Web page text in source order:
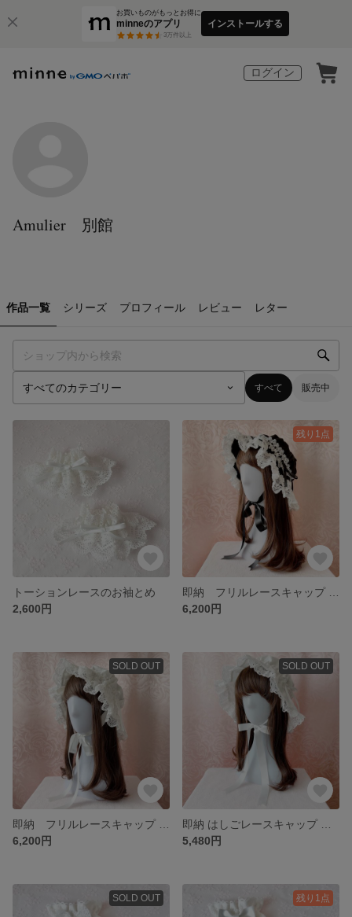
お買いものがもっとお得に
minneのアプリ
3万件以上
インストールする
ログイン
Amulier 別館
作品一覧 シリーズ プロフィール レビュー レター
すべて 販売中
トーションレースのお袖とめ
2,600円
残り1点
6,200円
SOLD OUT
6,200円
SOLD OUT
5,480円
SOLD OUT 残り1点